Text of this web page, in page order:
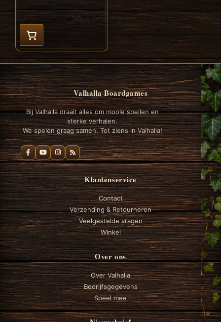
Valhalla Boardgames
Bij Valhalla draait alles om mooie spellen en
sterke verhalen.
We spelen graag samen. Tot ziens in Valhalla!
Klantenservice
Contact
Verzending & Retourneren
Veelgestelde vragen
Winkel
Over ons
Over Valhalla
Bedrijfsgegevens
Speel mee